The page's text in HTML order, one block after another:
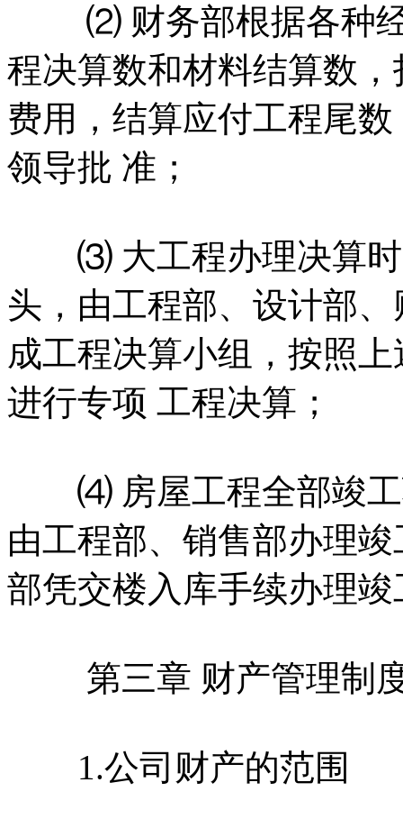
⑵ 财务部根据各种经
程决算数和材料结算数
费用，结算应付工程尾
领导批 准；
⑶ 大工程办理决算时
头，由工程部、设计部
成工程决算小组，按照
进行专项 工程决算；
⑷ 房屋工程全部竣工
由工程部、销售部办理
部凭交楼入库手续办理
第三章 财产管理制
1.公司财产的范围